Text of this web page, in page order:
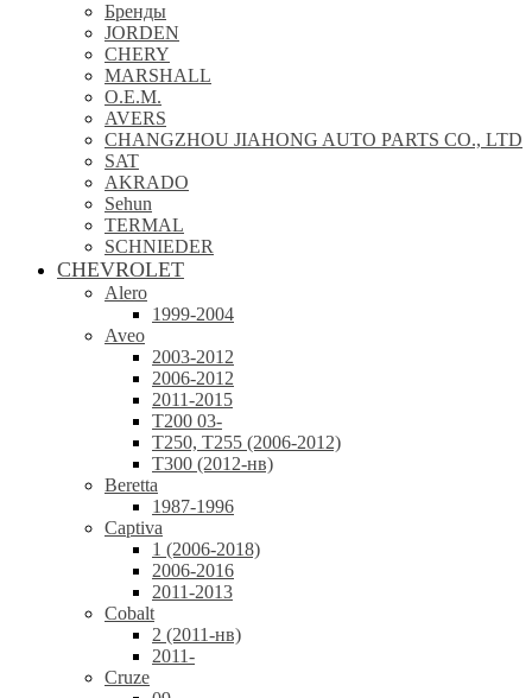
Бренды
JORDEN
CHERY
MARSHALL
O.E.M.
AVERS
CHANGZHOU JIAHONG AUTO PARTS CO., LTD
SAT
AKRADO
Sehun
TERMAL
SCHNIEDER
CHEVROLET
Alero
1999-2004
Aveo
2003-2012
2006-2012
2011-2015
T200 03-
T250, T255 (2006-2012)
T300 (2012-нв)
Beretta
1987-1996
Captiva
1 (2006-2018)
2006-2016
2011-2013
Cobalt
2 (2011-нв)
2011-
Cruze